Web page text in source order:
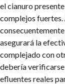
el cianuro
complejos fuertes.
asegurará la
complejado con
debería
efluentes reales